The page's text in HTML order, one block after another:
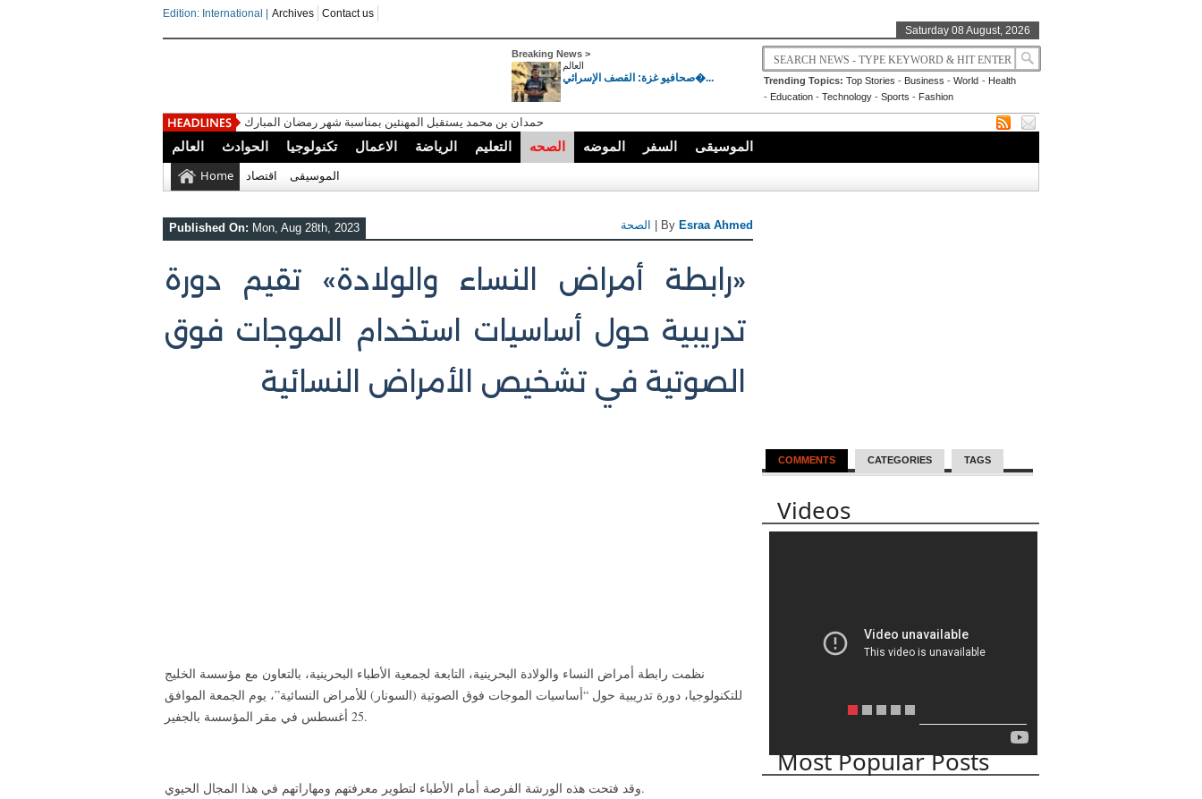
Edition: International | Archives
Contact us
Saturday 08 August, 2026
Breaking News >
العالم
صحافيو غزة: القصف الإسرائي�... Trending Topics: Top Stories - Business -World - Health
- Education - Technology -Sports - Fashion
حمدان بن محمد يستقبل المهنئين بمناسبة شهر رمضان المبارك
العالم الحوادث تكنولوجيا الاعمال الرياضة التعليم الصحه الموضه السفر الموسيقى
Home اقتصاد الموسيقى
Published On: Mon, Aug 28th, 2023 الصحة | By Esraa Ahmed
«رابطة أمراض النساء والولادة» تقيم دورة
تدريبية حول أساسيات استخدام الموجات فوق
الصوتية في تشخيص الأمراض النسائية
نظمت رابطة أمراض النساء والولادة البحرينية، التابعة لجمعية الأطباء البحرينية، بالتعاون مع مؤسسة الخليج
للتكنولوجيا، دورة تدريبية حول “أساسيات الموجات فوق الصوتية (السونار) للأمراض النسائية”، يوم الجمعة الموافق
25 أغسطس في مقر المؤسسة بالجفير.
وقد فتحت هذه الورشة الفرصة أمام الأطباء لتطوير معرفتهم ومهاراتهم في هذا المجال الحيوي.
COMMENTS CATEGORIES TAGS
Videos
Most Popular Posts